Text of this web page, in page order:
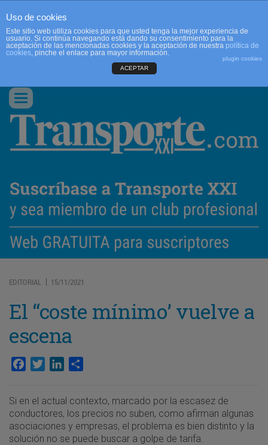
CONTACTO
Conmutar
navegación
EDITORIAL | 15/11/2021
El “coste mínimo’ vuelve a
escena
Facebook
TwitterLinkedIn
Si en el actual contexto, marcado por la escasez de
conductores, los precios no suben, como afirman algunas
asociaciones y empresas, el problema es bien distinto y la
solución no se puede buscar a golpe de tarifa.
Uso de cookies
Este sitio web utiliza cookies para que usted tenga la mejor experiencia de
usuario. Si continúa navegando está dando su consentimiento para la
aceptación de las mencionadas cookies y la aceptación de nuestra política de
cookies, pinche el enlace para mayor información.
plugin cookies
ACEPTAR